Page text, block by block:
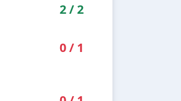
2/2
0/ 1